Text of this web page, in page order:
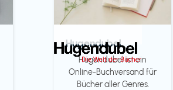
Hugendubel
Hugendubel ist ein
Online-Buchversand für
Bücher aller Genres.